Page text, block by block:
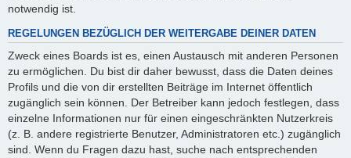
notwendig ist.
REGELUNGEN BEZÜGLICH DER WEITERGABE DEINER DATEN
Zweck eines Boards ist es, einen Austausch mit anderen Personen
zu ermöglichen. Du bist dir daher bewusst, dass die Daten deines
Profils und die von dir erstellten Beiträge im Internet öffentlich
zugänglich sein können. Der Betreiber kann jedoch festlegen, dass
einzelne Informationen nur für einen eingeschränkten Nutzerkreis
(z. B. andere registrierte Benutzer, Administratoren etc.) zugänglich
sind. Wenn du Fragen dazu hast, suche nach entsprechenden